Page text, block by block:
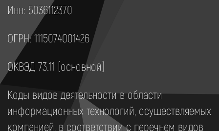
Инн: 5036112370
ОГРН: 1115074001426
ОКВЭД 73.11 (основной)
Коды видов деятельности в области
информационных технологий, осуществляемых
компанией, в соответствии с перечнем видов